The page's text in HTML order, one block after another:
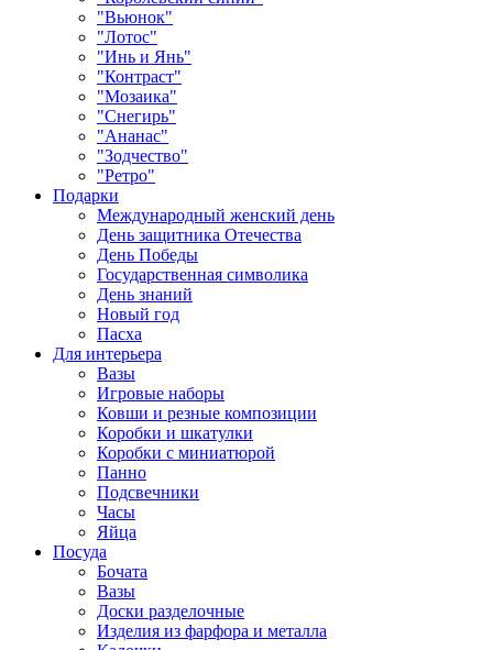
"Вьюнок"
"Лотос"
"Инь и Янь"
"Контраст"
"Мозаика"
"Снегирь"
"Ананас"
"Зодчество"
"Ретро"
Подарки
Международный женский день
День защитника Отечества
День Победы
Государственная символика
День знаний
Новый год
Пасха
Для интерьера
Вазы
Игровые наборы
Ковши и резные композиции
Коробки и шкатулки
Коробки с миниатюрой
Панно
Подсвечники
Часы
Яйца
Посуда
Бочата
Вазы
Доски разделочные
Изделия из фарфора и металла